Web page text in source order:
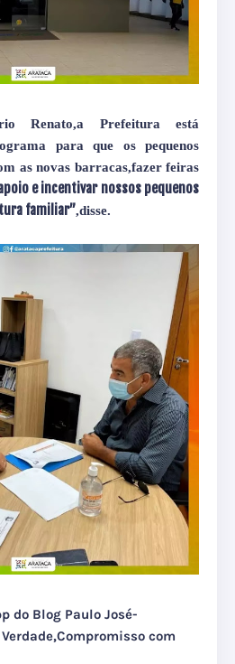
Renato,a Prefeitura está
para que os pequenos
as novas barracas,fazer feiras
e incentivar nossos pequenos
familiar”,disse.
do Blog Paulo José-
com